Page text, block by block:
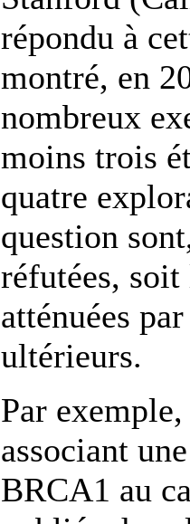
répondu à
montré, en
nombreux
moins trois
quatre
question
réfutées,
atténuées
ultérieurs.
Par
associant
BRCA1 au